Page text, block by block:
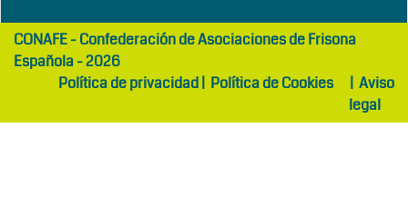
girls
abaya
maltepe
otelCONAFE - Confederación de Asociaciones de Frisona
Española - 2026
Política de privacidad| Política de Cookies | Aviso
legal